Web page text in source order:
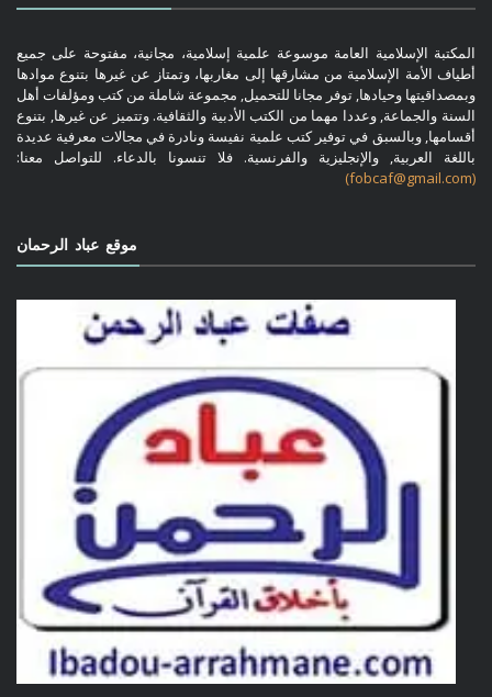
المكتبة الإسلامية العامة موسوعة علمية إسلامية، مجانية، مفتوحة على جميع
أطياف الأمة الإسلامية من مشارقها إلى مغاربها، وتمتاز عن غيرها بتنوع موادها
وبمصداقيتها وحيادها, توفر مجانا للتحميل, مجموعة شاملة من كتب ومؤلفات أهل
السنة والجماعة, وعددا مهما من الكتب الأدبية والثقافية. وتتميز عن غيرها, بتنوع
أقسامها, وبالسبق في توفير كتب علمية نفيسة ونادرة في مجالات معرفية عديدة
باللغة العربية, والإنجليزية والفرنسية. فلا تنسونا بالدعاء. للتواصل معنا:
(fobcaf@gmail.com)
موقع عباد الرحمان